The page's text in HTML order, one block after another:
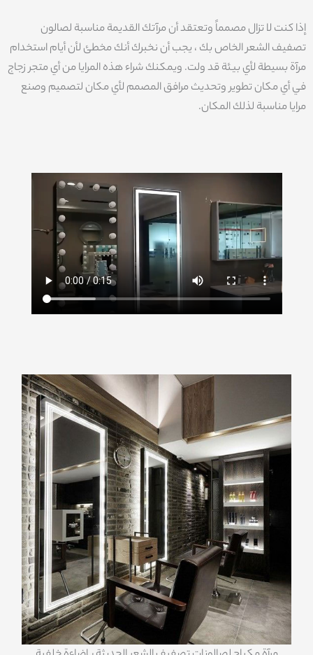
إذا كنت لا تزال مصمماً وتعتقد أن مرآتك القديمة مناسبة لصالون
تصفيف الشعر الخاص بك ، يجب أن نخبرك أنك مخطئ لأن أيام استخدام
مرآة بسيطة لأي بيئة قد ولت. ويمكنك شراء هذه المرايا من أي متجر زجاج
في أي مكان تطوير وتحديث مرافق المصمم لأي مكان لتصميم وصنع
مرايا مناسبة لذلك المكان.